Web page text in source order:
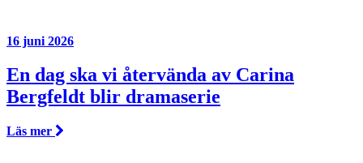
16 juni 2026
En dag ska vi återvända av Carina
Bergfeldt blir dramaserie
Läs mer